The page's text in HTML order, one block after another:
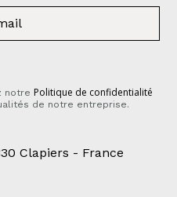
notre Politique de confidentialité
de notre entreprise.
Clapiers - France